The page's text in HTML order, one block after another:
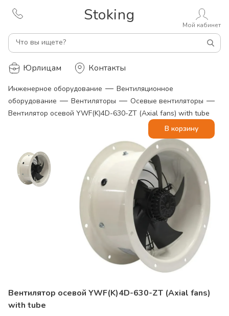
Stoking
Что вы ищете?
Мой кабинет
Юрлицам Контакты
Инженерное оборудование — Вентиляционное
оборудование — Вентиляторы — Осевые вентиляторы —
Вентилятор осевой YWF(K)4D-630-ZT (Axial fans) with tube
Вентилятор осевой YWF(K)4D-630-ZT (Axial fans)
with tube
В корзину